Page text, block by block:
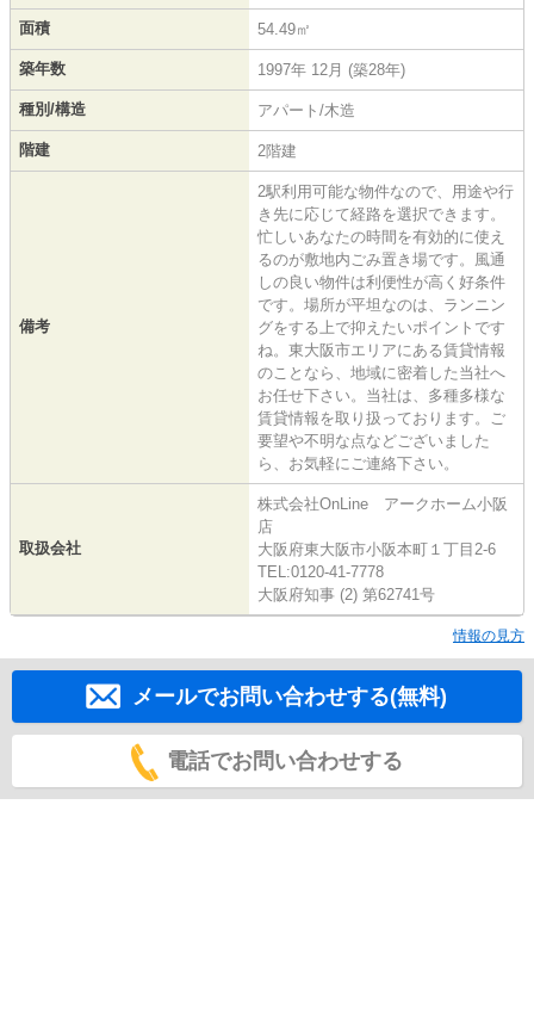
面積 54.49㎡
築年数 1997年 12月 (築28年)
種別/構造 アパート/木造
階建 2階建
備考
2駅利用可能な物件なので、用途や行
き先に応じて経路を選択できます。
忙しいあなたの時間を有効的に使え
るのが敷地内ごみ置き場です。風通
しの良い物件は利便性が高く好条件
です。場所が平坦なのは、ランニン
グをする上で抑えたいポイントです
ね。東大阪市エリアにある賃貸情報
のことなら、地域に密着した当社へ
お任せ下さい。当社は、多種多様な
賃貸情報を取り扱っております。ご
要望や不明な点などございました
ら、お気軽にご連絡下さい。
取扱会社
株式会社OnLine アークホーム小阪
店
大阪府東大阪市小阪本町１丁目2-6
TEL:0120-41-7778
大阪府知事 (2) 第62741号
情報の見方
メールでお問い合わせする(無料)
電話でお問い合わせする